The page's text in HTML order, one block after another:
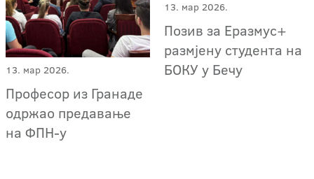
13. мар 2026.
Професор из Гранаде
одржао предавање
на ФПН-у
13. мар 2026.
Позив за Еразмус+
размјену студента на
БОКУ у Бечу